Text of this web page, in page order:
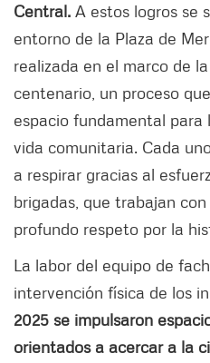
Central. A estos logros se
entorno de la Plaza de
realizada en el marco de
centenario, un proceso
espacio fundamental para
vida comunitaria. Cada
a respirar gracias al
brigadas, que trabajan
profundo respeto por la
La labor del equipo de
intervención física de los
2025 se impulsaron
orientados a acercar a la